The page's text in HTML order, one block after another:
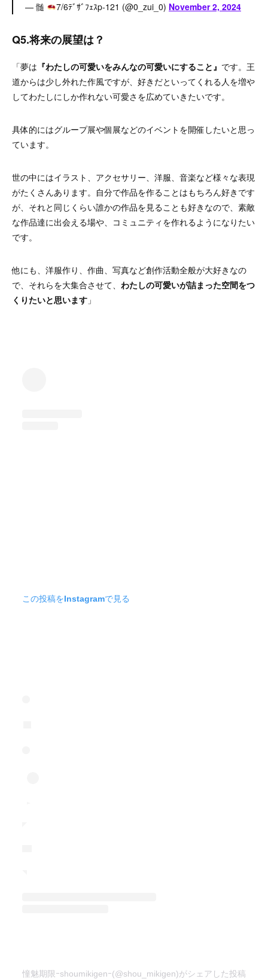
— 髄 7/6ﾃﾞｻﾞﾌｪｽp-121 (@0_zui_0) November 2, 2024
Q5.将来の展望は？
「夢は 『わたしの可愛いをみんなの可愛いにすること』 です。王
道からは少し外れた作風ですが、好きだといってくれる人を増や
してわたしにしか作れない可愛さを広めていきたいです。
具体的にはグループ展や個展などのイベントを開催したいと思っ
ています。
世の中にはイラスト、アクセサリー、洋服、音楽など様々な表現
がたくさんあります。自分で作品を作ることはもちろん好きです
が、それと同じくらい誰かの作品を見ることも好きなので、素敵
な作品達に出会える場や、コミュニティを作れるようになりたい
です。
他にも、洋服作り、作曲、写真など創作活動全般が大好きなの
で、それらを大集合させて、 わたしの可愛いが詰まった空間をつ
くりたいと思います 」
この投稿をInstagramで見る
憧魅期限ｰshoumikigenｰ(@shou_mikigen)がシェアした投稿